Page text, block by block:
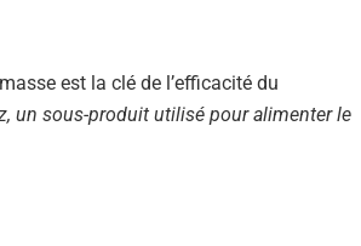
est la clé de l’efficacité du
un sous-produit utilisé pour alimenter le